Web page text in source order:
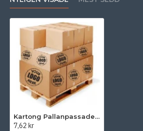
Kartong Pallanpassade lådor 390 x 290 x 130 mm
7,62 kr